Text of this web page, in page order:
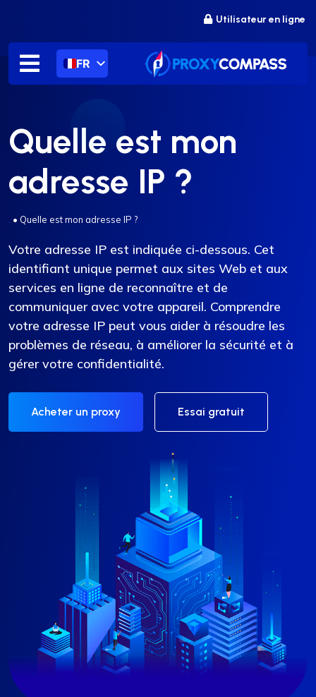
contenu
Utilisateur en ligne
FR
Quelle est mon
adresse IP ?
• Quelle est mon adresse IP ?
Votre adresse IP est indiquée ci-dessous. Cet
identifiant unique permet aux sites Web et aux
services en ligne de reconnaître et de
communiquer avec votre appareil. Comprendre
votre adresse IP peut vous aider à résoudre les
problèmes de réseau, à améliorer la sécurité et à
gérer votre confidentialité.
Acheter un proxy Essai gratuit